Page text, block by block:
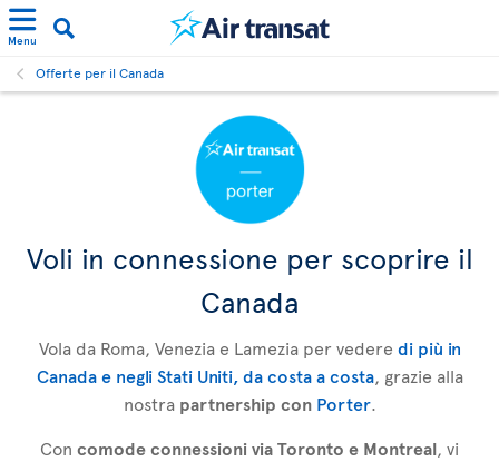
Menu
Offerte per il Canada
Voli in connessione per scoprire il
Canada
Vola da Roma, Venezia e Lamezia per vedere di più in
Canada e negli Stati Uniti, da costa a costa, grazie alla
nostra partnership con Porter.
Con comode connessioni via Toronto e Montreal, vi